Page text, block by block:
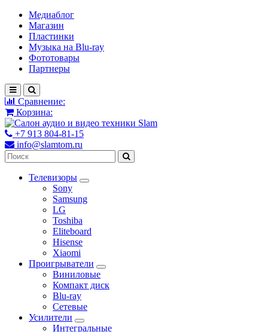
Медиаблог
Магазин
Пластинки
Музыка на Blu-ray
Фототовары
Партнеры
Сравнение:
Корзина:
+7 913 804-81-15
info@slamtom.ru
Телевизоры
Sony
Samsung
LG
Toshiba
Eliteboard
Hisense
Xiaomi
Проигрыватели
Виниловые
Компакт диск
Blu-ray
Сетевые
Усилители
Интегральные